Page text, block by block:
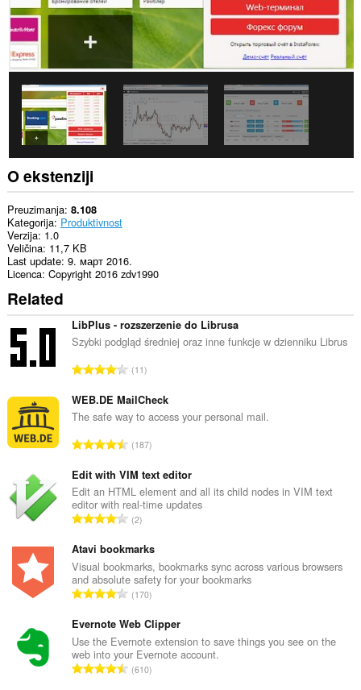
O ekstenziji
Preuzimanja 8.108
Kategorija Produktivnost
Verzija 1.0
Veličina 11,7 KB
Last update 9. март 2016.
Licenca Copyright 2016 zdv1990
Related
LibPlus - rozszerzenie do Librusa
Szybki podgląd średniej oraz inne funkcje w dzienniku Librus
U
u
p
n
r
o
j
o
c
j
e
n
:
11
WEB.DE MailCheck
The safe way to access your personal mail.
U
u
p
a
n
r
o
j
o
c
j
e
n
187
Edit with VIM text editor
Edit an HTML element and all its child nodes in VIM text
editor with real-time updates
U
u
p
a
n
r
o
j
o
2
Atavi bookmarks
Visual bookmarks, bookmarks sync across various browsers
and absolute safety for your bookmarks
U
u
p
a
n
170
Evernote Web Clipper
Use the Evernote extension to save things you see on the
web into your Evernote account.
U610